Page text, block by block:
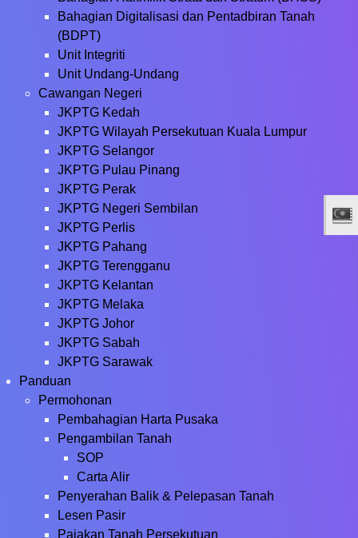
Bahagian Digitalisasi dan Pentadbiran Tanah
(BDPT)
Unit Integriti
Unit Undang-Undang
Cawangan Negeri
JKPTG Kedah
JKPTG Wilayah Persekutuan Kuala Lumpur
JKPTG Selangor
JKPTG Pulau Pinang
JKPTG Perak
JKPTG Negeri Sembilan
JKPTG Perlis
JKPTG Pahang
JKPTG Terengganu
JKPTG Kelantan
JKPTG Melaka
JKPTG Johor
JKPTG Sabah
JKPTG Sarawak
Panduan
Permohonan
Pembahagian Harta Pusaka
Pengambilan Tanah
SOP
Carta Alir
Penyerahan Balik & Pelepasan Tanah
Lesen Pasir
Pajakan Tanah Persekutuan